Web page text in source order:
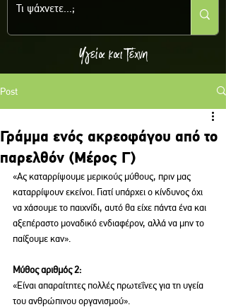
Υγεία και Τέχνη
Post
Γράμμα ενός ακρεoφάγου από το
παρελθόν (Mέρος Γ)
«Ας καταρρίψουμε μερικούς μύθους, πριν μας
καταρρίψουν εκείνοι. Γιατί υπάρχει ο κίνδυνος όχι
να χάσουμε το παιχνίδι, αυτό θα είχε πάντα ένα και
αξεπέραστο μοναδικό ενδιαφέρον, αλλά να μην το
παίξουμε καν».
Μύθος αριθμός 2:
«Είναι απαραίτητες πολλές πρωτεΐνες για τη υγεία
του ανθρώπινου οργανισμού».